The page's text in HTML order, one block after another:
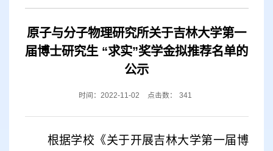
原子与分子物理研究所关于吉林大学第一
届博士研究生 “求实”奖学金拟推荐名单的
公示
时间：2022-11-02 点击数： 341
根据学校《关于开展吉林大学第一届博